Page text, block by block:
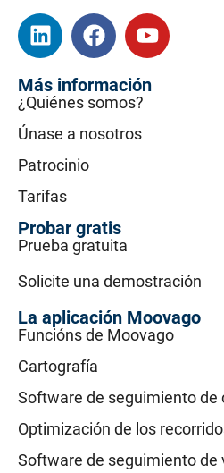
Más información
¿Quiénes somos?
Únase a nosotros
Patrocinio
Tarifas
Probar gratis
Prueba gratuita
Solicite una demostración
La aplicación Moovago
Funcións de Moovago
Cartografía
Software de seguimiento de
Optimización de los
Software de seguimiento de